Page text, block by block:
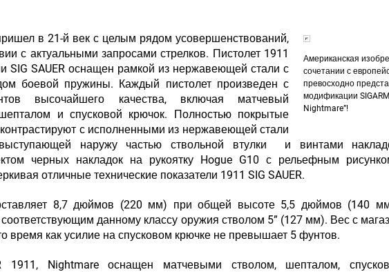
Американская
сочетании с
превосходно
модификации
Nightmare”!
в 21-й век с целым рядом усовершенствований,
с актуальными запросами стрелков. Пистолет 1911
SIG SAUER оснащен рамкой из нержавеющей стали с
боевой пружины. Каждый пистолет произведен с
высочайшего качества, включая матчевый
и спусковой крючок. Полностью покрытые
с исполненными из нержавеющей стали
наружу частью ствольной втулки и винтами
черных накладок на рукоятку Hogue G10 с рельефным
отличные технические показатели 1911 SIG SAUER.
8,7 дюймов (220 мм) при общей высоте 5,5 дюймов (140
данному классу оружия стволом 5” (127 мм). Вес с
время как усилие на спусковом крючке не превышает 5 фунтов.
1911, Nightmare оснащен матчевыми стволом, шепталом,